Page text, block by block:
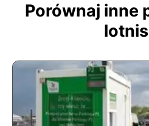
Porównaj inne